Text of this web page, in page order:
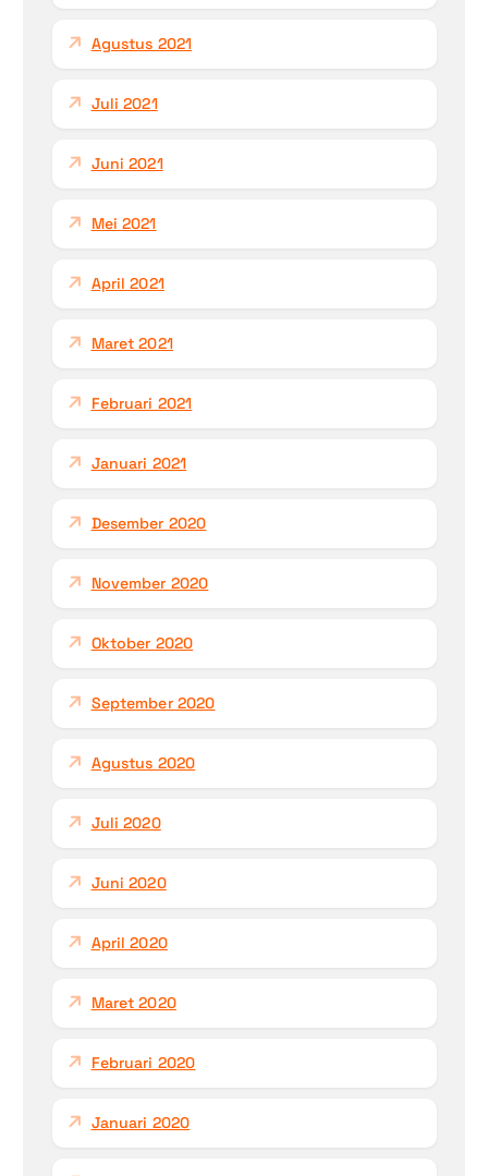
Agustus 2021
Juli 2021
Juni 2021
Mei 2021
April 2021
Maret 2021
Februari 2021
Januari 2021
Desember 2020
November 2020
Oktober 2020
September 2020
Agustus 2020
Juli 2020
Juni 2020
April 2020
Maret 2020
Februari 2020
Januari 2020